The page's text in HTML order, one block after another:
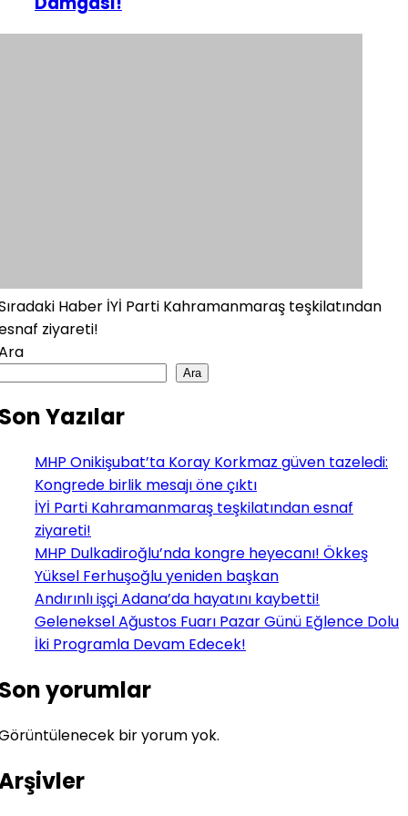
Haber İYİ Parti Kahramanmaraş teşkilatından
ziyareti!
Ara
Yazılar
MHP Onikişubat’ta Koray Korkmaz güven tazeledi:
Kongrede birlik mesajı öne çıktı
İYİ Parti Kahramanmaraş teşkilatından esnaf
ziyareti!
MHP Dulkadiroğlu’nda kongre heyecanı! Ökkeş
Yüksel Ferhuşoğlu yeniden başkan
Andırınlı işçi Adana’da hayatını kaybetti!
Geleneksel Ağustos Fuarı Pazar Günü Eğlence Dolu
İki Programla Devam Edecek!
yorumlar
bir yorum yok.